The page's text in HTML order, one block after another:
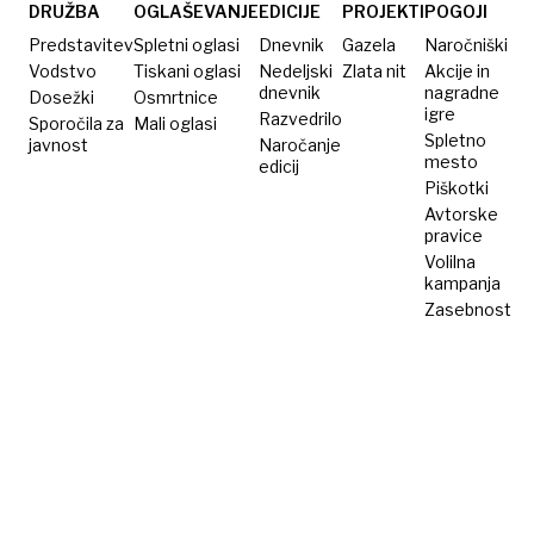
ko svet
spreminja
smer
DRUŽBA
Predstavitev
Vodstvo
Dosežki
Sporočila za
javnost
OGLAŠEVANJE
Spletni oglasi
Tiskani oglasi
Osmrtnice
Mali oglasi
EDICIJE
Dnevnik
Nedeljski
dnevnik
Razvedrilo
Naročanje
edicij
PROJEKTI
Gazela
Zlata nit
POGOJI
Naročniški
Akcije in
nagradne
igre
Spletno
mesto
Piškotki
Avtorske
pravice
Volilna
kampanja
Zasebnost